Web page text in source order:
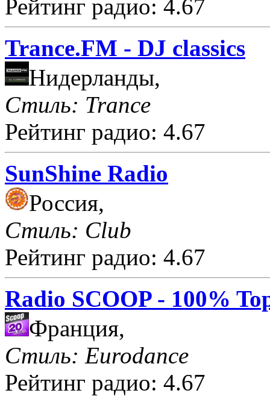
Рейтинг радио: 4.67
Trance.FM - DJ classics
Нидерланды,
Стиль: Trance
Рейтинг радио: 4.67
SunShine Radio
Россия,
Стиль: Club
Рейтинг радио: 4.67
Radio SCOOP - 100%
Франция,
Стиль: Eurodance
Рейтинг радио: 4.67